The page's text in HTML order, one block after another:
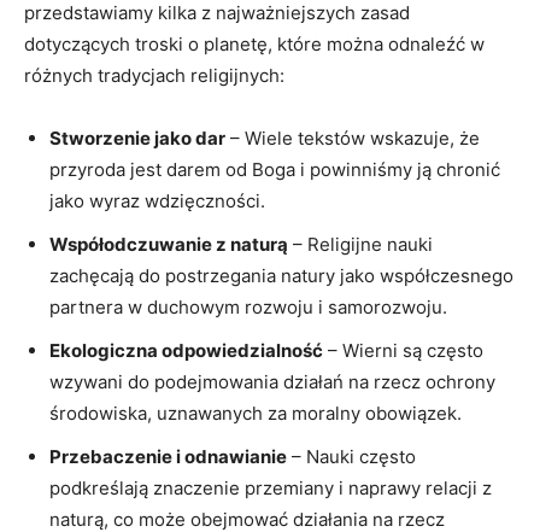
przedstawiamy kilka z najważniejszych zasad
dotyczących troski o planetę, które ⁤można odnaleźć w
różnych tradycjach religijnych:
Stworzenie jako dar – Wiele tekstów wskazuje, że
przyroda jest darem od ‌Boga i ‌powinniśmy ją ⁢chronić
jako wyraz​ wdzięczności.
Współodczuwanie‌ z naturą – Religijne nauki
zachęcają do postrzegania natury jako współczesnego
partnera w duchowym rozwoju i samorozwoju.
Ekologiczna odpowiedzialność – Wierni są często
wzywani do podejmowania działań na rzecz ochrony
środowiska, uznawanych za moralny obowiązek.
Przebaczenie ‌i odnawianie ‌– Nauki często
podkreślają ⁤znaczenie‍ przemiany i naprawy relacji z
naturą, co może obejmować działania na ⁤rzecz